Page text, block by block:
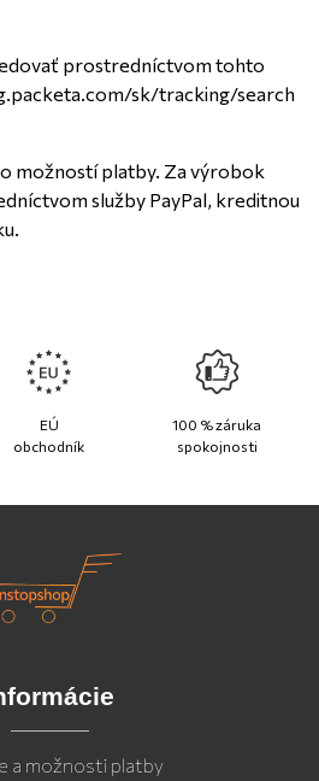
prostredníctvom tohto
sk/tracking/search
možností platby. Za výrobok
služby PayPal, kreditnou
EÚ
obchodník
100 % záruka
spokojnosti
a možnosti platby